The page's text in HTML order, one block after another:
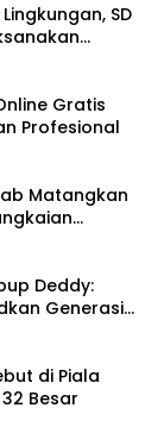
SD
dan
Gratis
Profesional
Matangkan
Deddy:
Generasi
di Piala
Besar